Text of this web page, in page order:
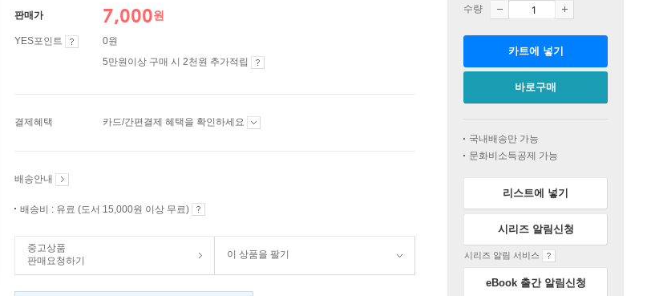
판매가 7,000원
YES포인트
0원
5만원이상 구매 시 2천원 추가적립
결제혜택 카드/간편결제 혜택을 확인하세요
배송안내
배송비 : 유료 (도서 15,000원 이상 무료)
중고상품
판매요청하기
이 상품을 팔기
수량
카트에 넣기
바로구매
국내배송만 가능
문화비소득공제 가능
리스트에 넣기
시리즈 알림신청
시리즈 알림 서비스
eBook 출간 알림신청